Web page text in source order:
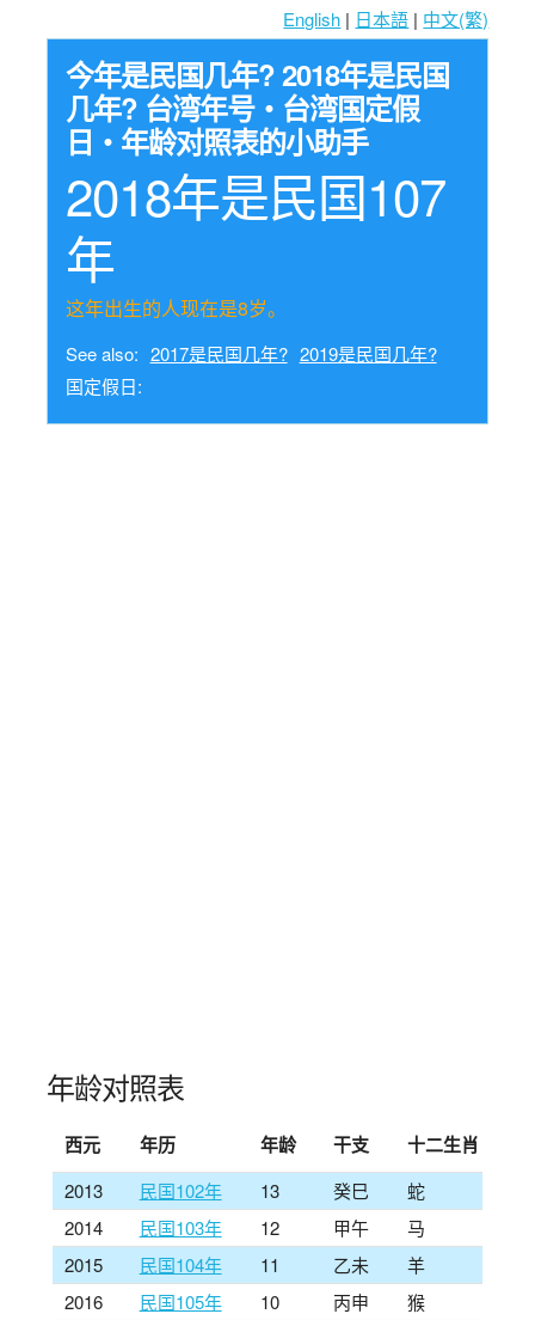
English | 日本語 | 中文(繁)
今年是民国几年? 2018年是民国
几年? 台湾年号・台湾国定假
日・年龄对照表的小助手
2018年是民国107
年
这年出生的人现在是8岁。
See also: 2017是民国几年? 2019是民国几年?
国定假日:
年龄对照表
西元 年历 年龄 干支 十二生肖
2013 民国102年 13 癸巳
蛇
2014
民国103年 12 甲午
马
2015
民国104年 11 乙未
羊
2016
民国105年 10 丙申
猴